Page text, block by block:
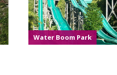
Water Boom Park